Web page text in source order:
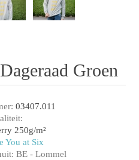
Groen
03407.011
250g/m²
You at Six
BE - Lommel